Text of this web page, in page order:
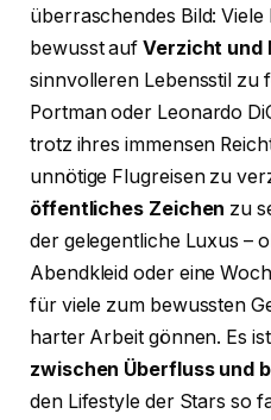
überraschendes Bild:
bewusst aufVerzicht und
sinnvolleren Lebensstil zu
Portman oder Leonardo
trotz ihres immensen
unnötige Flugreisen zu
öffentliches Zeichen zu
der gelegentliche Luxus –
Abendkleid oder eine
für viele zum bewussten
harter Arbeit gönnen. Es
zwischen Überfluss und
den Lifestyle der Stars so